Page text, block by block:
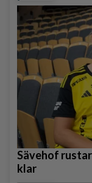
Sävehof
klar